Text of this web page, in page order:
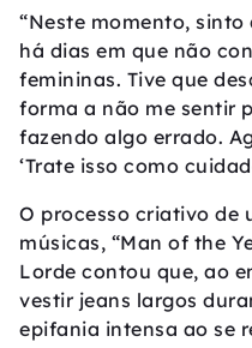
“Neste momento,
há dias em que não
femininas. Tive que
forma a não me sentir
fazendo algo errado.
‘Trate isso como
O processo criativo de
músicas, “Man of the
Lorde contou que, ao
vestir jeans largos
epifania intensa ao se